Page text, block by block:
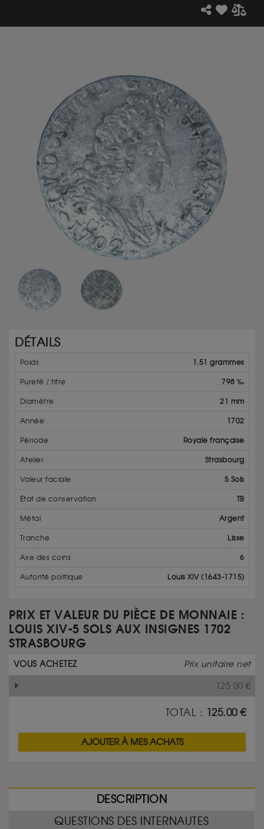
DÉTAILS
Poids 1.51 grammes
Pureté / titre 798 ‰
Diamètre 21 mm
Année 1702
Période Royale française
Atelier Strasbourg
Valeur faciale 5 Sols
État de conservation TB
Métal Argent
Tranche Lisse
Axe des coins 6
Autorité politique Louis XIV (1643-1715)
PRIX ET VALEUR DU PIÈCE DE MONNAIE :
LOUIS XIV-5 SOLS AUX INSIGNES 1702
STRASBOURG
VOUS ACHETEZ Prix unitaire net
125.00 €
TOTAL : 125.00€
AJOUTER À MES ACHATS
DESCRIPTION
QUESTIONS DES INTERNAUTES